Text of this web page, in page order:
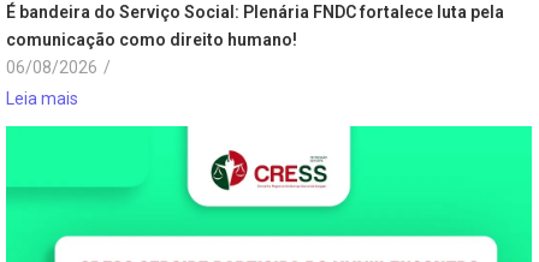
É bandeira do Serviço Social: Plenária FNDC fortalece luta pela
comunicação como direito humano!
06/08/2026 /
Leia mais